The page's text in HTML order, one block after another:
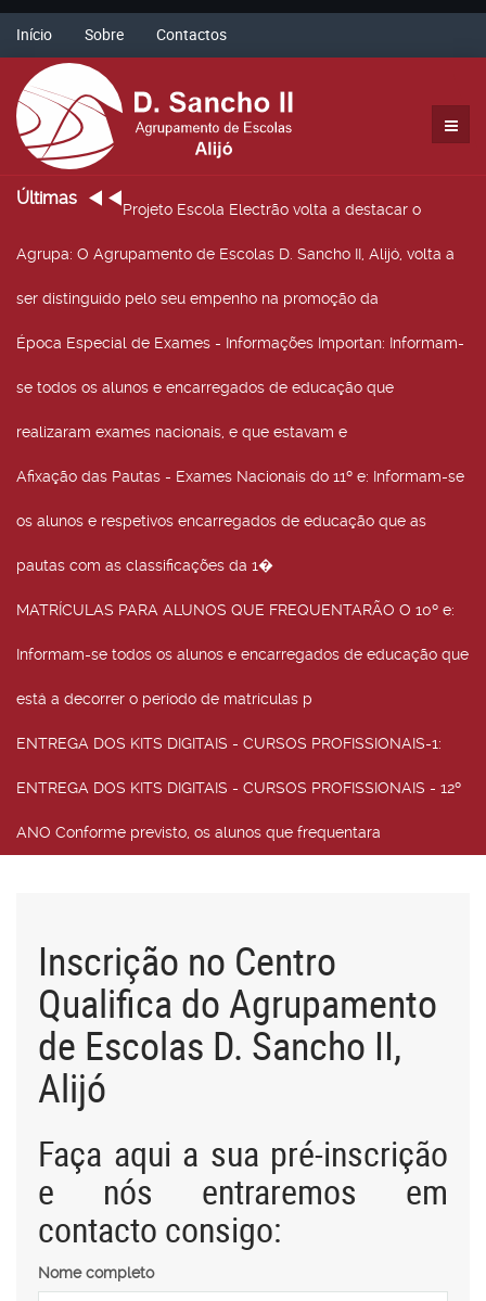
Início Sobre Contactos
Últimas
Projeto Escola Electrão volta a destacar o
Agrupa: O Agrupamento de Escolas D. Sancho II, Alijó, volta a
ser distinguido pelo seu empenho na promoção da
Época Especial de Exames - Informações Importan: Informam-
se todos os alunos e encarregados de educação que
realizaram exames nacionais, e que estavam e
Afixação das Pautas - Exames Nacionais do 11º e: Informam-se
os alunos e respetivos encarregados de educação que as
pautas com as classificações da 1�
MATRÍCULAS PARA ALUNOS QUE FREQUENTARÃO O 10º e:
Informam-se todos os alunos e encarregados de educação que
está a decorrer o período de matrículas p
ENTREGA DOS KITS DIGITAIS - CURSOS PROFISSIONAIS-1:
ENTREGA DOS KITS DIGITAIS - CURSOS PROFISSIONAIS - 12º
ANO Conforme previsto, os alunos que frequentara
Inscrição no Centro
Qualifica do Agrupamento
de Escolas D. Sancho II,
Alijó
Faça aqui a sua pré-inscrição
e nós entraremos em
contacto consigo:
Nome completo